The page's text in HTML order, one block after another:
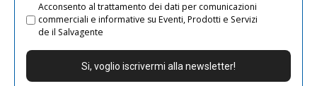
Acconsento al trattamento dei dati per comunicazioni
commerciali e informative su Eventi, Prodotti e Servizi
de il Salvagente